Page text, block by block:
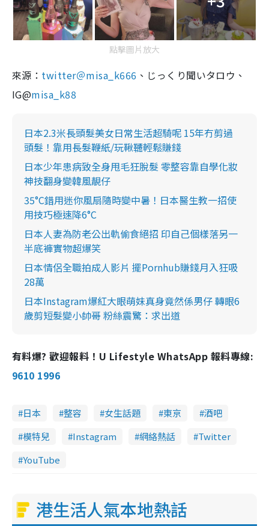
點擊圖片放大
來源： twitter＠misa_k666 、じっくり聞いタロウ、
IG@misa_k88
日本2.3米長頭髮美女日常生活超騎呢 15年冇剪過
頭髮！靠用長髮鞭紙/玩鞦韆輕鬆賺錢
日本少年患病致全身甩毛狂脫髮 零整容靠自學化妝
神技翻身變韓風靚仔
35°C錯用迷你風扇隨時變中暑！日本醫生教一招使
用技巧極速降6°C
日本人妻為防老公出軌偷食絕招 印自己個樣落另一
半底褲實物超爆笑
日本情侶全職拍成人影片 擺Pornhub賺錢月入狂吸
28萬
日本Instagram爆紅大眼萌妹真身竟然係男仔 轉眼6
歲剪短髮變小帥哥 粉絲震驚：求出道
有料爆? 歡迎報料！U Lifestyle WhatsApp 報料專線:
9610 1996
日本 整容 女生話題 東京
酒吧
模特兒
Instagram 網絡熱話
Twitter
YouTube
港生活人氣本地熱話